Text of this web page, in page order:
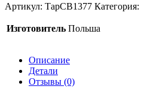
Артикул: ТарCB1377 Категория:
Изготовитель Польша
Описание
Детали
Отзывы (0)